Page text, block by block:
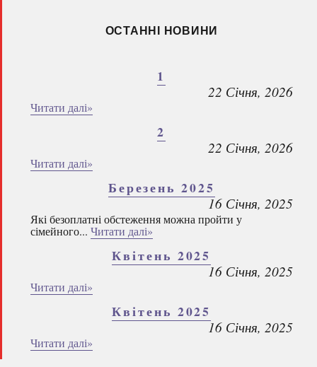
ОСТАННІ НОВИНИ
1
22 Січня, 2026
Читати далі»
2
22 Січня, 2026
Читати далі»
Березень 2025
16 Січня, 2025
Які безоплатні обстеження можна пройти у
сімейного... Читати далі»
Квітень 2025
16 Січня, 2025
Читати далі»
Квітень 2025
16 Січня, 2025
Читати далі»